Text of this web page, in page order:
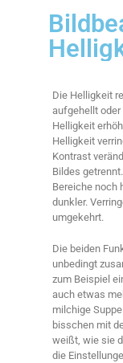
Die Helligkeit
aufgehellt
Helligkeit
Helligkeit
Kontrast
Bildes
Bereiche noch
dunkler.
umgekehrt.
Die beiden
unbedingt
zum Beispiel
auch etwas
milchige
bisschen mit
weißt, wie sie
die